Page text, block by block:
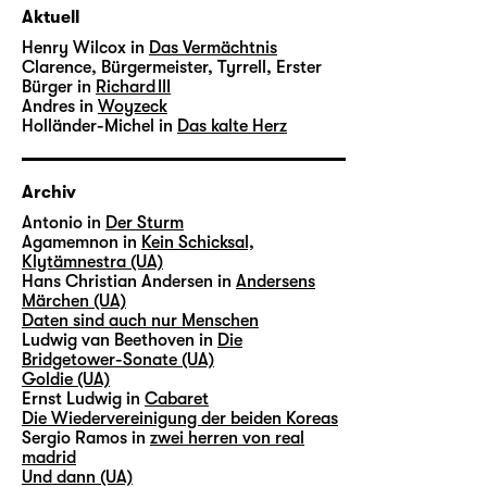
Aktuell
Henry Wilcox in Das Vermächtnis
Clarence, Bürgermeister, Tyrrell, Erster
Bürger in Richard III
Andres in Woyzeck
Holländer-Michel in Das kalte Herz
Archiv
Antonio in Der Sturm
Agamemnon in Kein Schicksal,
Klytämnestra (UA)
Hans Christian Andersen in Andersens
Märchen (UA)
Daten sind auch nur Menschen
Ludwig van Beethoven in Die
Bridgetower-Sonate (UA)
Goldie (UA)
Ernst Ludwig in Cabaret
Die Wiedervereinigung der beiden Koreas
Sergio Ramos in zwei herren von real
madrid
Und dann (UA)